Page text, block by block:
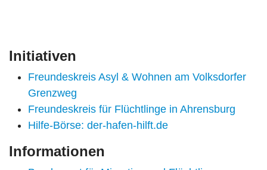
Initiativen
Freundeskreis Asyl & Wohnen am Volksdorfer
Grenzweg
Freundeskreis für Flüchtlinge in Ahrensburg
Hilfe-Börse: der-hafen-hilft.de
Informationen